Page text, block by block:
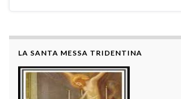
LA SANTA MESSA TRIDENTINA